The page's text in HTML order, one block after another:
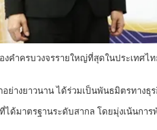
งคำครบวงจรรายใหญ่ที่สุดในประเทศ
างยาวนาน ได้ร่วมเป็นพันธมิตรทางธุ
ได้มาตรฐานระดับสากล โดยมุ่งเน้น